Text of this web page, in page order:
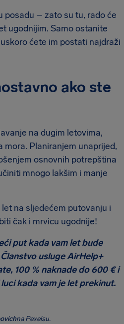
posadu – zato su tu, rado će
ugodnijim. Samo ostanite
ćete im postati najdraži
ako ste
na dugim letovima,
mora. Planiranjem unaprijed,
osnovnih potrepština
mnogo lakšim i manje
na sljedećem putovanju i
čak i mrvicu ugodnije!
put kada vam let bude
usluge AirHelp+
100 % naknade do 600 € i
kada vam je let prekinut.
na Pexelsu.